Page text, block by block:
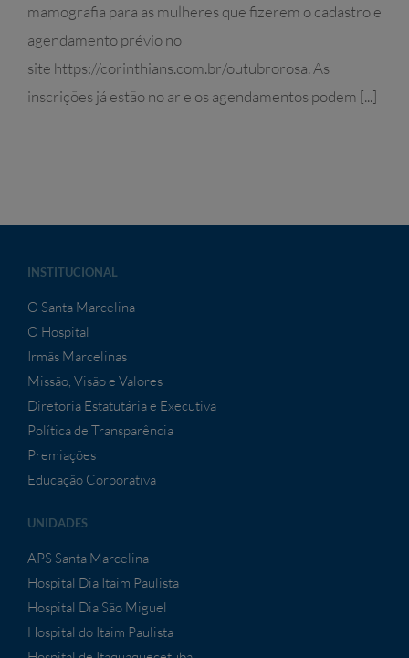
mamografia para as mulheres que fizerem o cadastro e
agendamento prévio no
site https://corinthians.com.br/outubrorosa. As
inscrições já estão no ar e os agendamentos podem [...]
INSTITUCIONAL
O Santa Marcelina
O Hospital
Irmãs Marcelinas
Missão, Visão e Valores
Diretoria Estatutária e Executiva
Política de Transparência
Premiações
Educação Corporativa
UNIDADES
APS Santa Marcelina
Hospital Dia Itaim Paulista
Hospital Dia São Miguel
Hospital do Itaim Paulista